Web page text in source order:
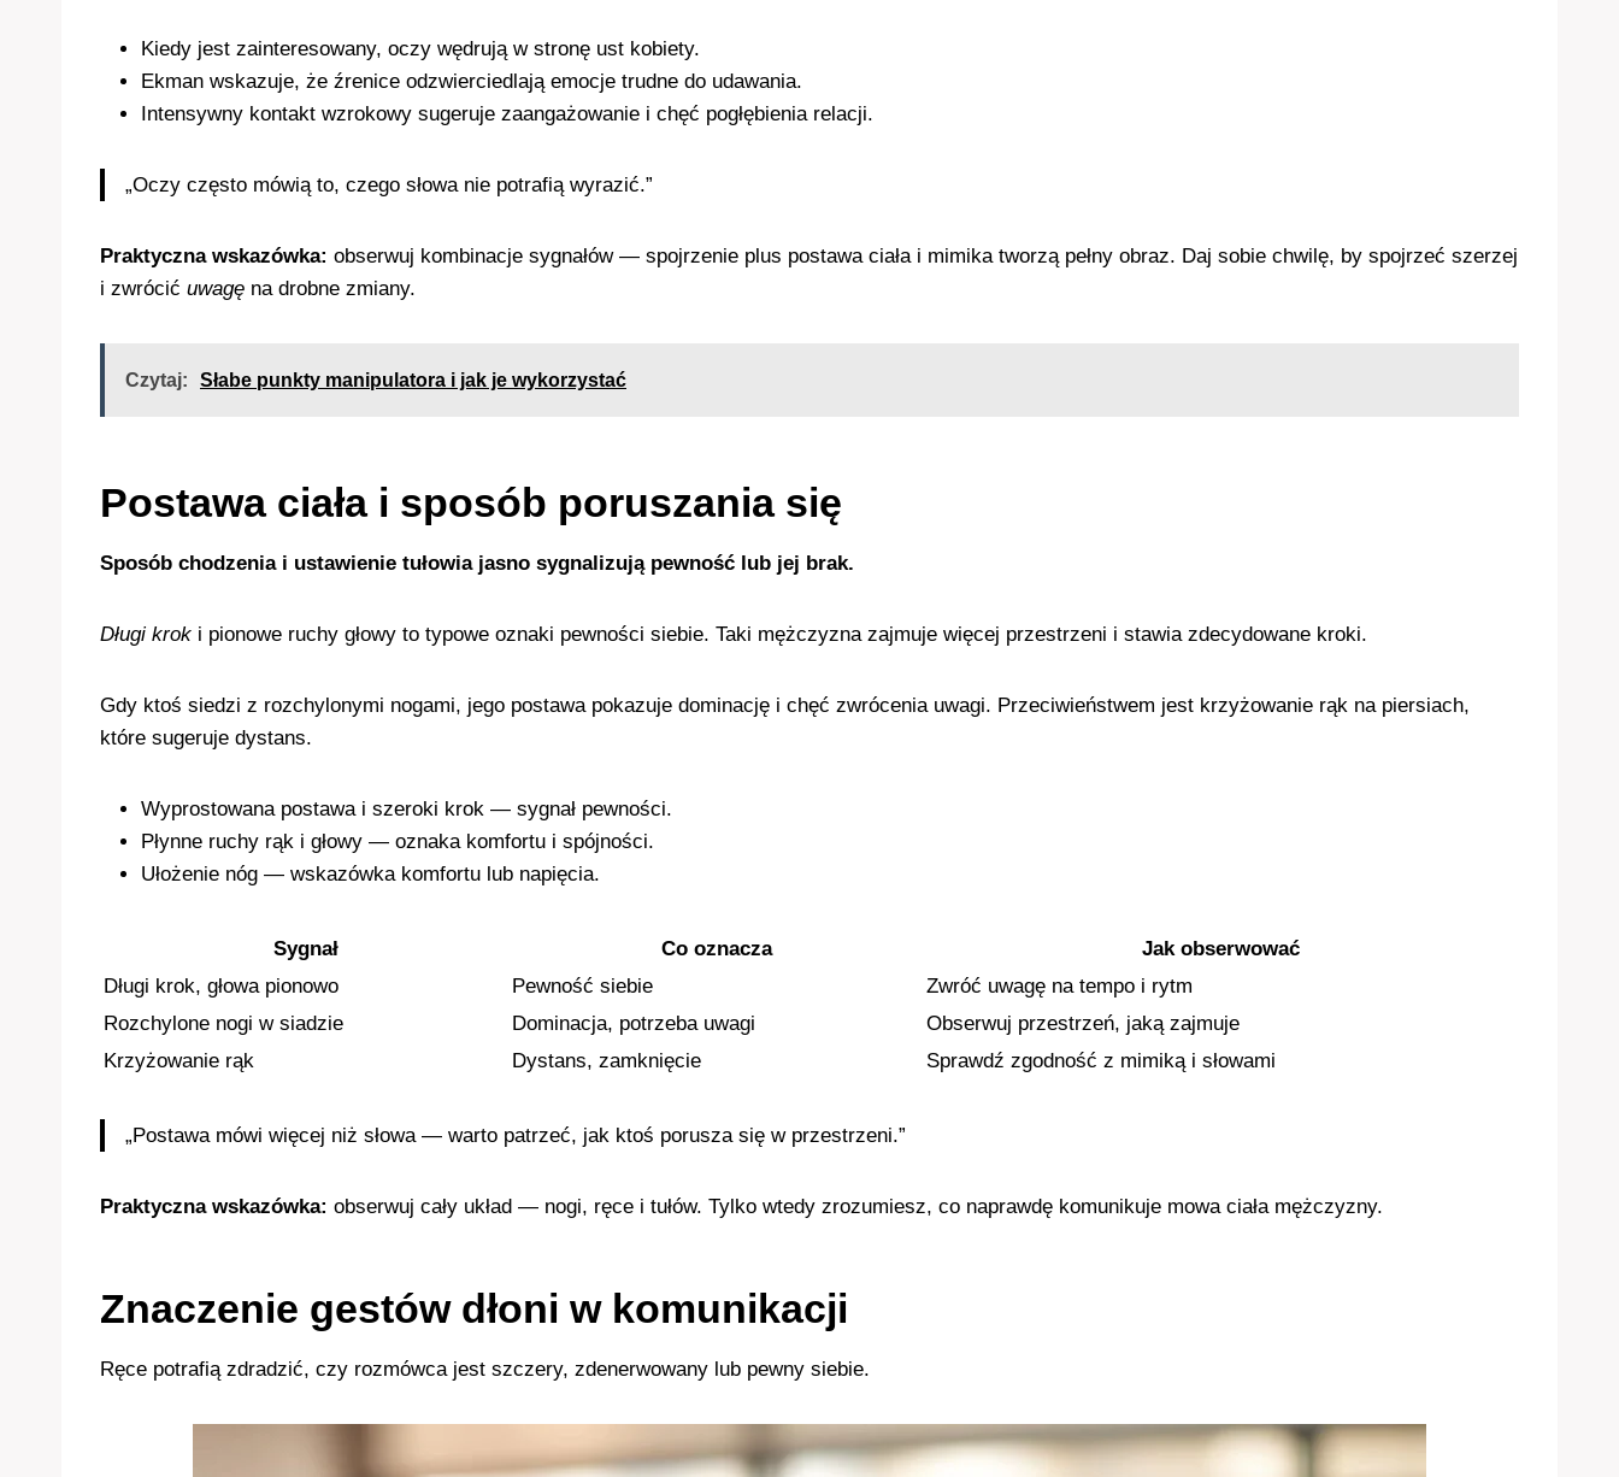
Kiedy jest zainteresowany, oczy wędrują w stronę ust kobiety.
Ekman wskazuje, że źrenice odzwierciedlają emocje trudne do udawania.
Intensywny kontakt wzrokowy sugeruje zaangażowanie i chęć pogłębienia relacji.
„Oczy często mówią to, czego słowa nie potrafią wyrazić.”
Praktyczna wskazówka: obserwuj kombinacje sygnałów — spojrzenie plus postawa ciała i mimika tworzą pełny obraz. Daj sobie chwilę, by spojrzeć szerzej
i zwrócić uwagę na drobne zmiany.
Czytaj: Słabe punkty manipulatora i jak je wykorzystać
Postawa ciała i sposób poruszania się
Sposób chodzenia i ustawienie tułowia jasno sygnalizują pewność lub jej brak.
Długi krok i pionowe ruchy głowy to typowe oznaki pewności siebie. Taki mężczyzna zajmuje więcej przestrzeni i stawia zdecydowane kroki.
Gdy ktoś siedzi z rozchylonymi nogami, jego postawa pokazuje dominację i chęć zwrócenia uwagi. Przeciwieństwem jest krzyżowanie rąk na piersiach,
które sugeruje dystans.
Wyprostowana postawa i szeroki krok — sygnał pewności.
Płynne ruchy rąk i głowy — oznaka komfortu i spójności.
Ułożenie nóg — wskazówka komfortu lub napięcia.
Sygnał Co oznacza
Jak obserwować
Długi krok, głowa pionowo
Pewność siebie
Zwróć uwagę na tempo i rytm
Rozchylone nogi w siadzie
Dominacja, potrzeba uwagi
Obserwuj przestrzeń, jaką zajmuje
Krzyżowanie rąk
Dystans, zamknięcie Sprawdź zgodność z mimiką i słowami
„Postawa mówi więcej niż słowa — warto patrzeć, jak ktoś porusza się w przestrzeni.”
Praktyczna wskazówka: obserwuj cały układ — nogi, ręce i tułów. Tylko wtedy zrozumiesz, co naprawdę komunikuje mowa ciała mężczyzny.
Znaczenie gestów dłoni w komunikacji
Ręce potrafią zdradzić, czy rozmówca jest szczery, zdenerwowany lub pewny siebie.